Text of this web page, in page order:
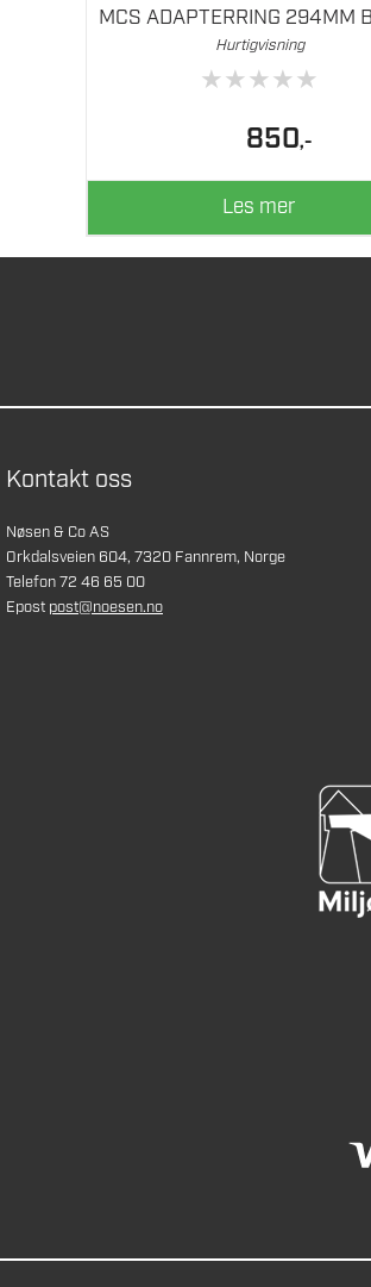
MCS ADAPTERRING 294MM
Hurtigvisning
★★★★★
850,-
Les mer
Kontakt oss
Nøsen & Co AS
Orkdalsveien 604, 7320 Fannrem, Norge
Telefon 72 46 65 00
Epost post@noesen.no